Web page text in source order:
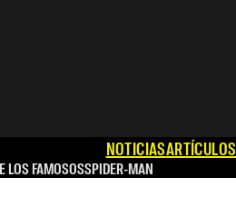
NOTICIASARTÍCULOS
LOS FAMOSOSSPIDER-MAN